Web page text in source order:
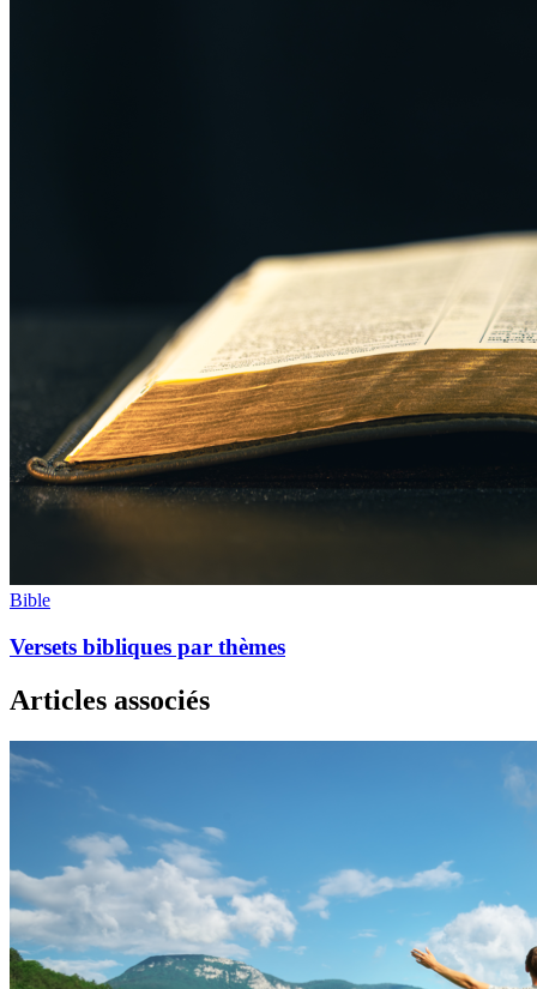
Bible
Versets bibliques par thèmes
Articles associés